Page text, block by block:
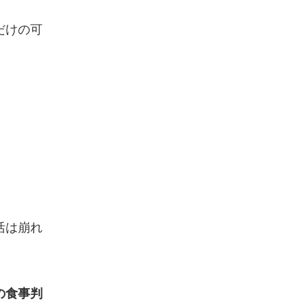
けの可
は崩れ
食事判